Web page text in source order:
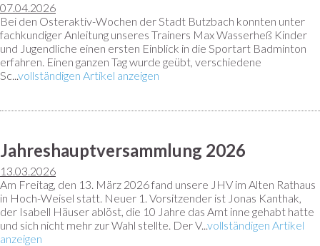
07.04.2026
Bei den Osteraktiv-Wochen der Stadt Butzbach konnten unter
fachkundiger Anleitung unseres Trainers Max Wasserheß Kinder
und Jugendliche einen ersten Einblick in die Sportart Badminton
erfahren. Einen ganzen Tag wurde geübt, verschiedene
Sc...vollständigen Artikel anzeigen
Jahreshauptversammlung 2026
13.03.2026
Am Freitag, den 13. März 2026 fand unsere JHV im Alten Rathaus
in Hoch-Weisel statt. Neuer 1. Vorsitzender ist Jonas Kanthak,
der Isabell Häuser ablöst, die 10 Jahre das Amt inne gehabt hatte
und sich nicht mehr zur Wahl stellte. Der V...vollständigen Artikel
anzeigen